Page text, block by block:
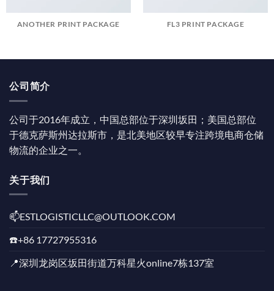
ANOTHER PRINT PACKAGE FL3 PRINT PACKAGE
公司简介
公司于2016年成立，中国总部位于深圳坂田；美国总部位
于德克萨斯州达拉斯市，是北美地区较早专注跨境电商仓储
物流的企业之一。
关于我们
📫️ESTLOGISTICLLC@OUTLOOK.COM
☎️+86 17727955316
📍深圳龙岗区坂田街道万科星火online7栋137室